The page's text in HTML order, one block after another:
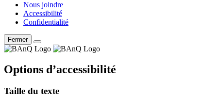
Nous joindre
Accessibilité
Confidentialité
Fermer
Options d’accessibilité
Taille du texte